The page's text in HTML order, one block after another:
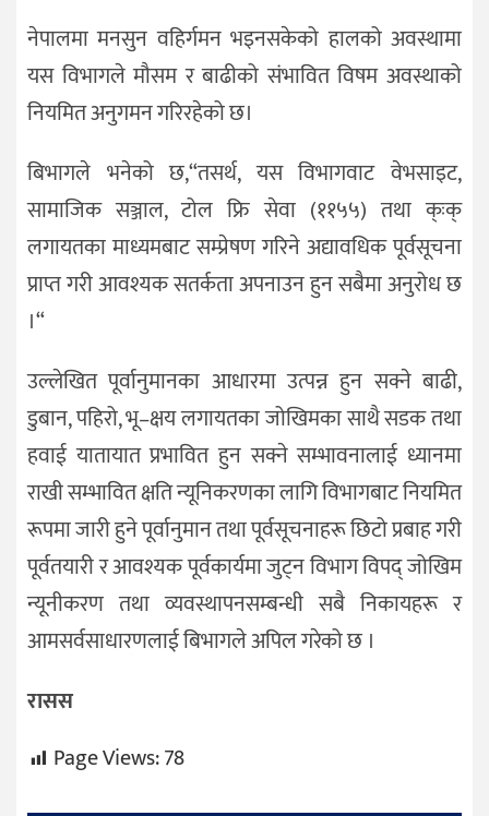
नेपालमा मनसुन वहिर्गमन भइनसकेको हालको अवस्थामा
यस विभागले मौसम र बाढीको संभावित विषम अवस्थाको
नियमित अनुगमन गरिरहेको छ।
बिभागले भनेको छ,“तसर्थ, यस विभागवाट वेभसाइट,
सामाजिक सञ्जाल, टोल फ्रि सेवा (११५५) तथा क्ःक्
लगायतका माध्यमबाट सम्प्रेषण गरिने अद्यावधिक पूर्वसूचना
प्राप्त गरी आवश्यक सतर्कता अपनाउन हुन सबैमा अनुरोध छ
।“
उल्लेखित पूर्वानुमानका आधारमा उत्पन्न हुन सक्ने बाढी,
डुबान, पहिरो, भू–क्षय लगायतका जोखिमका साथै सडक तथा
हवाई यातायात प्रभावित हुन सक्ने सम्भावनालाई ध्यानमा
राखी सम्भावित क्षति न्यूनिकरणका लागि विभागबाट नियमित
रूपमा जारी हुने पूर्वानुमान तथा पूर्वसूचनाहरू छिटो प्रबाह गरी
पूर्वतयारी र आवश्यक पूर्वकार्यमा जुट्न विभाग विपद् जोखिम
न्यूनीकरण तथा व्यवस्थापनसम्बन्धी सबै निकायहरू र
आमसर्वसाधारणलाई बिभागले अपिल गरेको छ ।
रासस
Page Views:78